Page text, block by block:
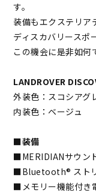
す。
装備もエクステリア
ディスカバリースポ
この機会に是非如何
LANDROVER
外装色：スコシアグ
内装色：ベージュ
■装備
■MERIDIANサウン
■Bluetooth® スト
■メモリー機能付き